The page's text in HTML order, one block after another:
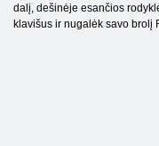
dalį, dešinėje esančios
klavišus ir nugalėk savo brolį